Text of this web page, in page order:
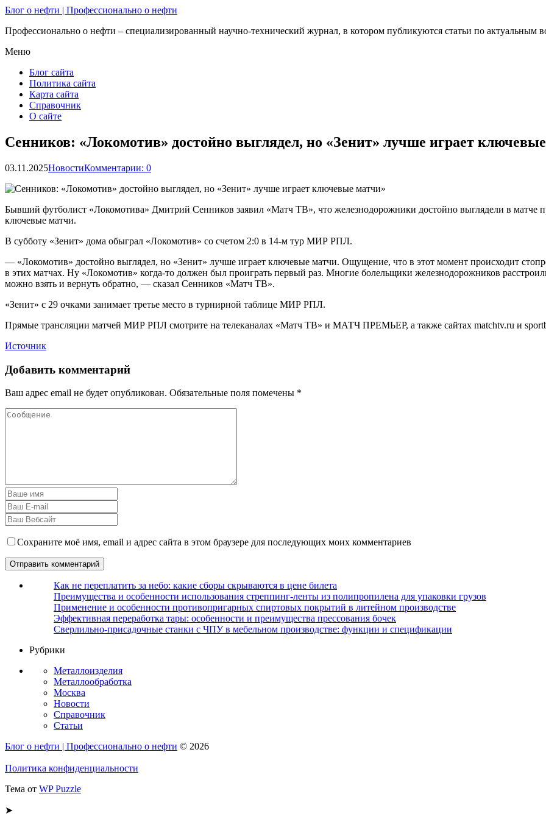
Блог о нефти | Профессионально о нефти
Профессионально о нефти – специализированный научно-технический журнал, в котором публикуются статьи по актуальным
Меню
Блог сайта
Политика сайта
Карта сайта
Справочник
О сайте
Сенников: «Локомотив» достойно выглядел, но «Зенит» лучше играет
03.11.2025НовостиКомментарии: 0
Бывший футболист «Локомотива» Дмитрий Сенников заявил «Матч ТВ», что железнодорожники достойно выглядели в матче
ключевые матчи.
В субботу «Зенит» дома обыграл «Локомотив» со счетом 2:0 в 14‑м тур МИР РПЛ.
— «Локомотив» достойно выглядел, но «Зенит» лучше играет ключевые матчи. Ощущение, что в этот момент происходит
в этих матчах. Ну «Локомотив» когда‑то должен был проиграть первый раз. Многие болельщики железнодорожников
можно взять и вернуть обратно, — сказал Сенников «Матч ТВ».
«Зенит» с 29 очками занимает третье место в турнирной таблице МИР РПЛ.
Прямые трансляции матчей МИР РПЛ смотрите на телеканалах «Матч ТВ» и МАТЧ ПРЕМЬЕР, а также сайтах matchtv.ru и
Источник
Добавить комментарий
Ваш адрес email не будет опубликован. Обязательные поля помечены *
Сохраните моё имя, email и адрес сайта в этом браузере для последующих моих комментариев
Как не переплатить за небо: какие сборы скрываются в цене билета
Преимущества и особенности использования стреппинг-ленты из полипропилена для упаковки грузов
Применение и особенности противопригарных спиртовых покрытий в литейном производстве
Эффективная переработка тары: особенности и преимущества прессования бочек
Сверлильно-присадочные станки с ЧПУ в мебельном производстве: функции и спецификации
Рубрики
Металлоизделия
Металлообработка
Москва
Новости
Справочник
Статьи
Блог о нефти | Профессионально о нефти © 2026
Политика конфиденциальности
Тема от WP Puzzle
➤